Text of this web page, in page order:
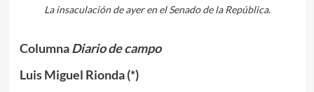
La insaculación de ayer en el Senado de la República.
ColumnaDiario de campo
Luis Miguel Rionda (*)